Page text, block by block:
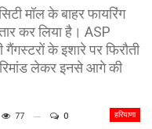
मॉल के बाहर फायरिंग
कर लिया है। ASP
के इशारे पर फिरौती
लेकर इनसे आगे की
हरियाणा
77 0